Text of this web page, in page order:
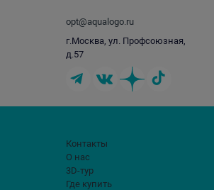
Контакты
О нас
3D-тур
Где купить
opt@aqualogo.ru
г.Москва, ул. Профсоюзная,
д.57